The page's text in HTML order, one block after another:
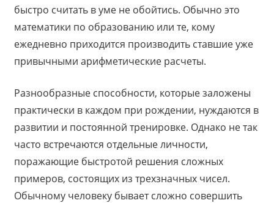
быстро считать в уме не обойтись. Обычно это
математики по образованию или те, кому
ежедневно приходится производить ставшие уже
привычными арифметические расчеты.
Разнообразные способности, которые заложены
практически в каждом при рождении, нуждаются в
развитии и постоянной тренировке. Однако не так
часто встречаются отдельные личности,
поражающие быстротой решения сложных
примеров, состоящих из трехзначных чисел.
Обычному человеку бывает сложно совершить